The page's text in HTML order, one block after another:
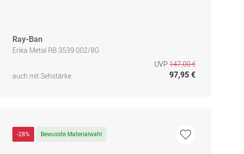
Ray-Ban
Erika Metal RB 3539 002/8G
auch mit Sehstärke
UVP 147,00 €
97,95 €
-28% Bewusste Materialwahl